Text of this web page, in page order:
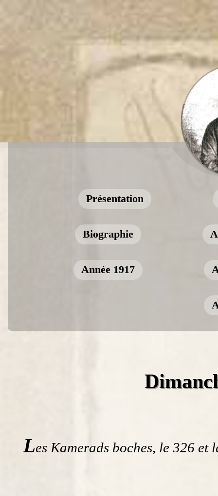
Présentation
Biographie
Année 1917
Les Kamerads boches, le 326